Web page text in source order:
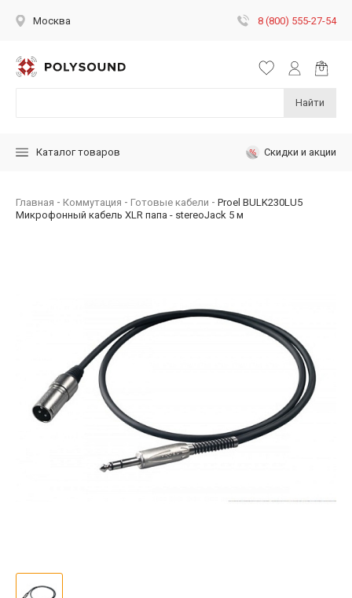
Москва 8 (800) 555-27-54
Найти
Каталог товаров Скидки и акции
Главная Коммутация Готовые кабели
Proel BULK230LU5
Микрофонный кабель XLR папа - stereoJack 5 м